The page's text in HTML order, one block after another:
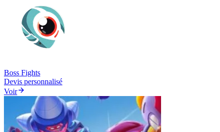
Boss Fights
Devis personnalisé
Voir